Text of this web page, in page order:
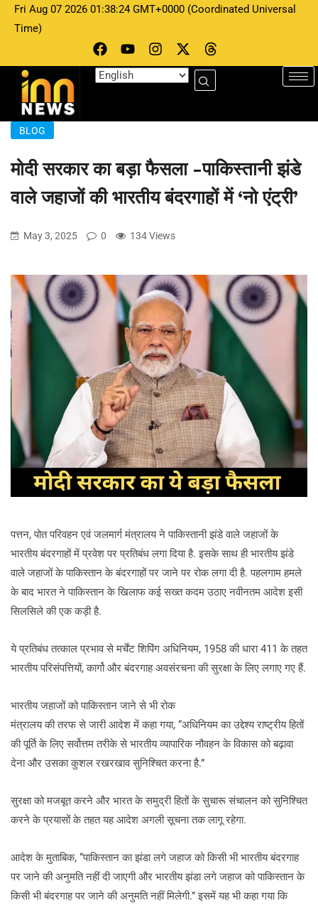
Fri Aug 07 2026 01:38:24 GMT+0000 (Coordinated Universal
Time)
BLOG
मोदी सरकार का बड़ा फैसला -पाकिस्तानी झंडे
वाले जहाजों की भारतीय बंदरगाहों में ‘नो एंट्री’
May 3, 2025 0 134 Views
पत्तन, पोत परिवहन एवं जलमार्ग मंत्रालय ने पाकिस्तानी झंडे वाले जहाजों के
भारतीय बंदरगाहों में प्रवेश पर प्रतिबंध लगा दिया है. इसके साथ ही भारतीय झंडे
वाले जहाजों के पाकिस्तान के बंदरगाहों पर जाने पर रोक लगा दी है. पहलगाम हमले
के बाद भारत ने पाकिस्तान के खिलाफ कई सख्त कदम उठाए नवीनतम आदेश इसी
सिलसिले की एक कड़ी है.
ये प्रतिबंध तत्काल प्रभाव से मर्चेंट शिपिंग अधिनियम, 1958 की धारा 411 के तहत
भारतीय परिसंपत्तियों, कार्गो और बंदरगाह अवसंरचना की सुरक्षा के लिए लगाए गए हैं.
भारतीय जहाजों को पाकिस्तान जाने से भी रोक
मंत्रालय की तरफ से जारी आदेश में कहा गया, “अधिनियम का उद्देश्य राष्ट्रीय हितों
की पूर्ति के लिए सर्वोत्तम तरीके से भारतीय व्यापारिक नौवहन के विकास को बढ़ावा
देना और उसका कुशल रखरखाव सुनिश्चित करना है.”
सुरक्षा को मजबूत करने और भारत के समुद्री हितों के सुचारू संचालन को सुनिश्चित
करने के प्रयासों के तहत यह आदेश अगली सूचना तक लागू रहेगा.
आदेश के मुताबिक, “पाकिस्तान का झंडा लगे जहाज को किसी भी भारतीय बंदरगाह
पर जाने की अनुमति नहीं दी जाएगी और भारतीय झंडा लगे जहाज को पाकिस्तान के
किसी भी बंदरगाह पर जाने की अनुमति नहीं मिलेगी.” इसमें यह भी कहा गया कि